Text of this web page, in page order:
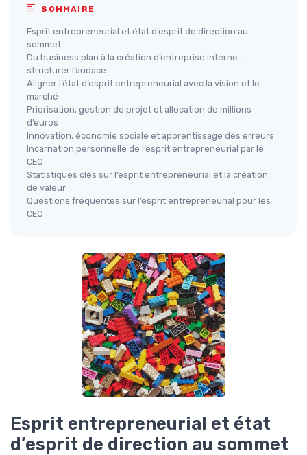
SOMMAIRE
Esprit entrepreneurial et état d’esprit de direction au
sommet
Du business plan à la création d’entreprise interne :
structurer l’audace
Aligner l’état d’esprit entrepreneurial avec la vision et le
marché
Priorisation, gestion de projet et allocation de millions
d’euros
Innovation, économie sociale et apprentissage des erreurs
Incarnation personnelle de l’esprit entrepreneurial par le
CEO
Statistiques clés sur l’esprit entrepreneurial et la création
de valeur
Questions fréquentes sur l’esprit entrepreneurial pour les
CEO
Esprit entrepreneurial et état
d’esprit de direction au sommet